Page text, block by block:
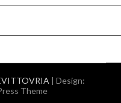
| Design:
Theme